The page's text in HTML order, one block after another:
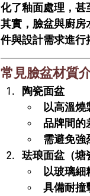
化了釉面處理，甚
其實，臉盆與廚房
件與設計需求進行
常見臉盆材質
陶瓷面盆
以高溫燒
品牌間的
需避免強
珐琅面盆（塘
以玻璃細
具備耐撞